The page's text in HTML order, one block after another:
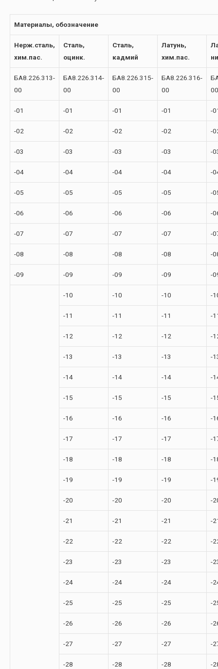
Материалы, обозначение
Нерж.сталь,
хим.пас.
Сталь,
оцинк.
Сталь,
кадмий
Латунь,
хим.пас.
БА8.226.313-
00
БА8.226.314-
00
БА8.226.315-
00
БА8.226.316-
00
00
-01 -01 -01 -01 -
-02 -02 -02 -02 -
-03 -03 -03 -03 -
-04 -04 -04 -04 -
-05 -05 -05 -05 -
-06 -06 -06 -06 -
-07 -07 -07 -07 -
-08 -08 -08 -08 -
-09 -09 -09 -09 -
-10 -10 -10 -
-11 -11 -11 -
-12 -12 -12 -
-13 -13 -13 -
-14 -14 -14 -
-15 -15 -15 -
-16 -16 -16 -
-17 -17 -17 -
-18 -18 -18 -
-19 -19 -19 -
-20 -20 -20 -
-21 -21 -21 -
-22 -22 -22 -
-23 -23 -23 -
-24 -24 -24 -
-25 -25 -25 -
-26 -26 -26 -
-27 -27 -27 -
-28 -28 -28 -